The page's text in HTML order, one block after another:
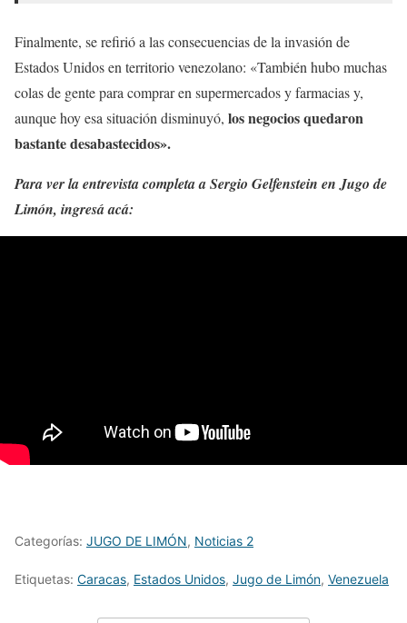
Finalmente, se refirió a las consecuencias de la invasión de
Estados Unidos en territorio venezolano: «También hubo muchas
colas de gente para comprar en supermercados y farmacias y,
aunque hoy esa situación disminuyó, los negocios quedaron
bastante desabastecidos».
Para ver la entrevista completa a Sergio Gelfenstein en Jugo de
Limón, ingresá acá:
Categorías: JUGO DE LIMÓN, Noticias 2
Etiquetas: Caracas, Estados Unidos, Jugo de Limón, Venezuela